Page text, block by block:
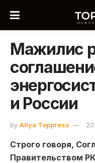
Мажилис
и России
by Aliya Toppress
Строго говоря,
Правительством